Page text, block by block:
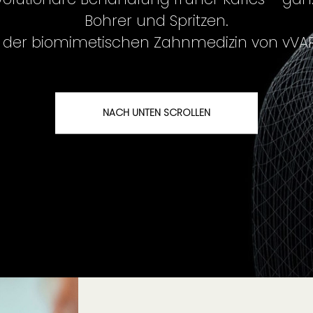
Bohrer und Spritzen.
biomimetischen Zahnmedizin von
NACH UNTEN SCROLLEN